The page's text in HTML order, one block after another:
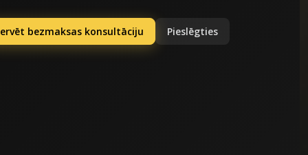
bezmaksas konsultāciju Pieslēgties